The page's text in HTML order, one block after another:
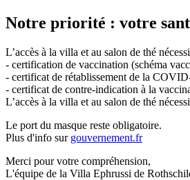
Notre priorité : votre
L’accès à la villa et au salon de thé
- certification de vaccination (schéma
- certificat de rétablissement de la
- certificat de contre-indication à la
L’accès à la villa et au salon de thé
Le port du masque reste obligatoire.
Plus d'info sur gouvernement.fr
Merci pour votre compréhension,
L'équipe de la Villa Ephrussi de